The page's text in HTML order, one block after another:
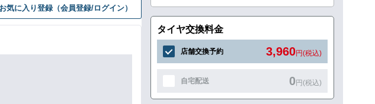
お気に入り登録（会員登録/ログイン）
タイヤ交換料金
店舗交換予約 3,960円(税込)
自宅配送 0円(税込)